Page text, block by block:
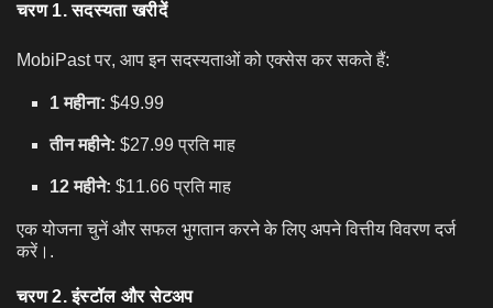
चरण 1. सदस्यता खरीदें
MobiPast पर, आप इन सदस्यताओं को एक्सेस कर सकते हैं:
1 महीना: $49.99
तीन महीने: $27.99 प्रति माह
12 महीने: $11.66 प्रति माह
एक योजना चुनें और सफल भुगतान करने के लिए अपने वित्तीय विवरण दर्ज
करें।.
चरण 2. इंस्टॉल और सेटअप